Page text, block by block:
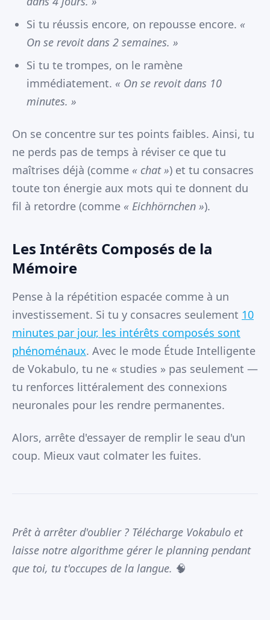
Si tu réussis encore, on repousse encore. «
On se revoit dans 2 semaines. »
Si tu te trompes, on le ramène
immédiatement. « On se revoit dans 10
minutes. »
On se concentre sur tes points faibles. Ainsi, tu
ne perds pas de temps à réviser ce que tu
maîtrises déjà (comme « chat ») et tu consacres
toute ton énergie aux mots qui te donnent du
fil à retordre (comme « Eichhörnchen »).
Les Intérêts Composés de la
Mémoire
Pense à la répétition espacée comme à un
investissement. Si tu y consacres seulement 10
minutes par jour, les intérêts composés sont
phénoménaux. Avec le mode Étude Intelligente
de Vokabulo, tu ne « studies » pas seulement —
tu renforces littéralement des connexions
neuronales pour les rendre permanentes.
Alors, arrête d'essayer de remplir le seau d'un
coup. Mieux vaut colmater les fuites.
Prêt à arrêter d'oublier ? Télécharge Vokabulo et
laisse notre algorithme gérer le planning pendant
que toi, tu t'occupes de la langue. 🧠